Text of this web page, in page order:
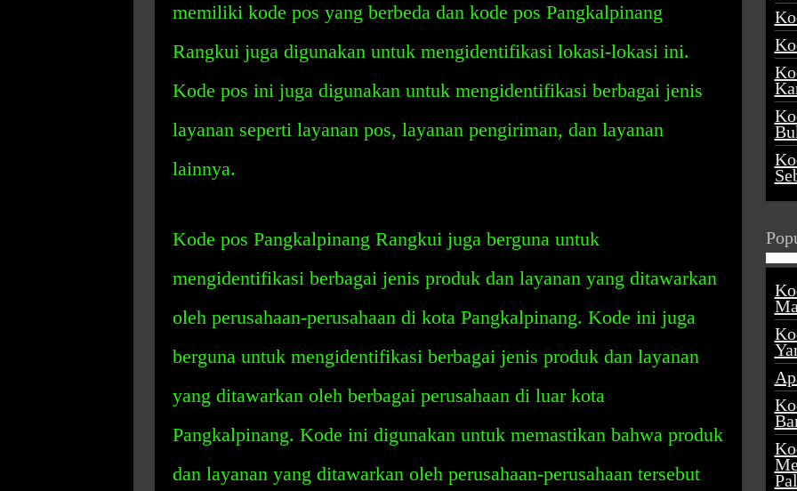
memiliki kode pos yang berbeda dan kode pos Pangkalpinang
Rangkui juga digunakan untuk mengidentifikasi lokasi-lokasi ini.
Kode pos ini juga digunakan untuk mengidentifikasi berbagai jenis
layanan seperti layanan pos, layanan pengiriman, dan layanan
lainnya.
Kode pos Pangkalpinang Rangkui juga berguna untuk
mengidentifikasi berbagai jenis produk dan layanan yang ditawarkan
oleh perusahaan-perusahaan di kota Pangkalpinang. Kode ini juga
berguna untuk mengidentifikasi berbagai jenis produk dan layanan
yang ditawarkan oleh berbagai perusahaan di luar kota
Pangkalpinang. Kode ini digunakan untuk memastikan bahwa produk
dan layanan yang ditawarkan oleh perusahaan-perusahaan tersebut